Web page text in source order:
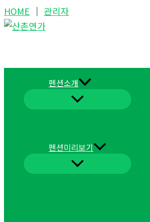
콘
텐
건
HOME │ 관리자
펜션소개
펜션미리보기